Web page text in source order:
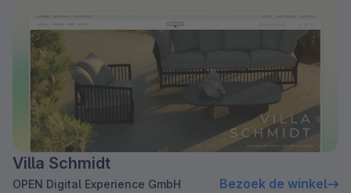
Villa Schmidt
OPEN Digital Experience GmbH Bezoek de winkel